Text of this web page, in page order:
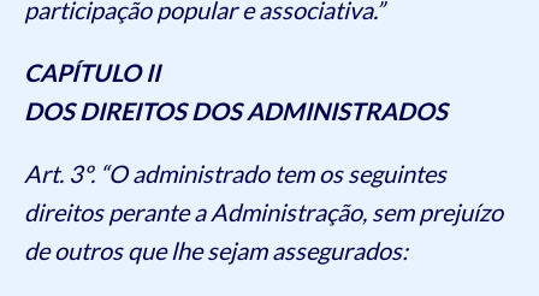
participação popular e associativa.”
CAPÍTULO II
DOS DIREITOS DOS ADMINISTRADOS
Art. 3º. “O administrado tem os seguintes
direitos perante a Administração, sem prejuízo
de outros que lhe sejam assegurados: